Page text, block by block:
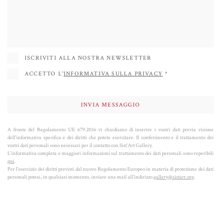
suo successo è determinato anche dalle sue sculture di cani, dove la passione
per i colori e la ricerca dell'equilibrio formale raggiunge la sua massima
ISCRIVITI ALLA NOSTRA NEWSLETTER
ACCETTO L'INFORMATIVA SULLA PRIVACY *
A fronte del Regolamento UE 679.2016 vi chiediamo di inserire i vostri dati previa visione
dell'informativa specifica e dei diritti che potete esercitare. Il conferimento e il trattamento dei
vostri dati personali sono necessari per il contatto con Sist’Art Gallery.
L'informativa completa e maggiori informazioni sul trattamento dei dati personali sono reperibili
qui.
Per l'esercizio dei diritti previsti dal nuovo Regolamento Europeo in materia di protezione dei dati
personali potrai, in qualsiasi momento, inviare una mail all'indirizzogallery@sistart.org.